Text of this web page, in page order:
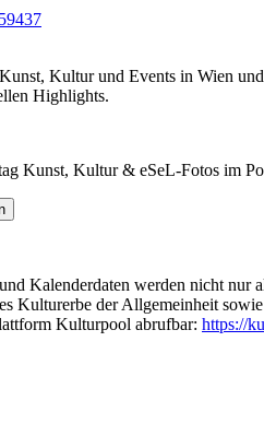
Kultur und Events in Wien
Highlights.
Kunst, Kultur & eSeL-Fotos im
Kalenderdaten werden nicht nur
Kulturerbe der Allgemeinheit
Kulturpool abrufbar: https://